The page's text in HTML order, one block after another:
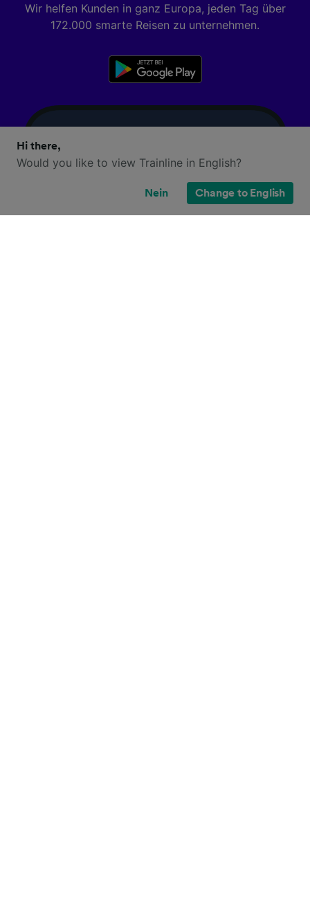
Wir helfen Kunden in ganz Europa, jeden Tag über
172.000 smarte Reisen zu unternehmen.
Hi there,
Would you like to view Trainline in English?
Nein Change to English